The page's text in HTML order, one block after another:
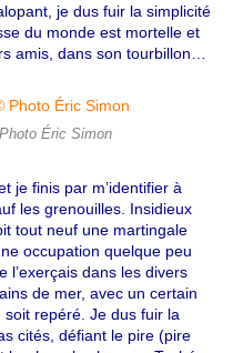
je dus fuir la simplicité
du monde est mortelle et
amis, dans son tourbillon…
Éric Simon
je finis par m’identifier à
les grenouilles. Insidieux
tout neuf une martingale
occupation quelque peu
l’exerçais dans les divers
de mer, avec un certain
repéré. Je dus fuir la
cités, défiant le pire (pire